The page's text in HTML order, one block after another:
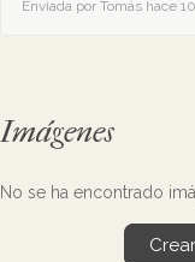
Enviada por Tomás hace
Imágenes
No se ha encontrado